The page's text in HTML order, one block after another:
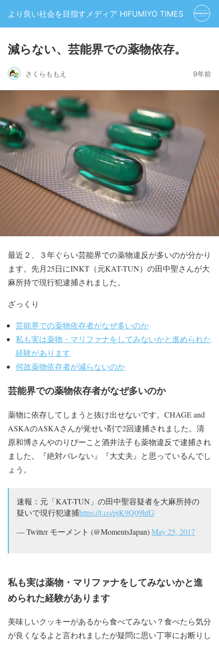
より良い社会を目指すメディア HIFUMIYO TIMES
減らない、芸能界での薬物依存。
さくらももえ 9年前
最近２、３年ぐらい芸能界での薬物違反が多いのが分かり
ます。先月25日にINKT（元KAT-TUN）の田中聖さんが大
麻所持で現行犯逮捕されました。
ざっくり
芸能界での薬物依存者がなぜ多いのか
私も実は薬物・マリファナをしてみないかと進められた
経験があります
何故薬物依存者が減らないのか
芸能界での薬物依存者がなぜ多いのか
薬物に依存してしまうと抜け出せないです。CHAGE and
ASKAのASKAさんが覚せい剤で2回逮捕されました。清
原和博さんやのりぴーこと酒井法子も薬物違反で逮捕され
ました。『絶対バレない』『大丈夫』と思っているんでし
ょう。
速報：元「KAT-TUN」の田中聖容疑者を大麻所持の
疑いで現行犯逮捕https://t.co/pjK9Q09hfG
— Twitter モーメント (@MomentsJapan)May 25, 2017
私も実は薬物・マリファナをしてみないかと進
められた経験があります
美味しいクッキーがあるから食べてみない？食べたら気分
が良くなるよと言われましたが疑問に思い丁寧にお断りし